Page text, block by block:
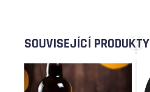
SOUVISEJÍCÍ PRODUKTY